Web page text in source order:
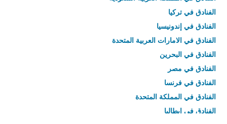
الفنادق في تركيا
الفنادق في إندونيسيا
الفنادق في الامارات العربية المتحدة
الفنادق في البحرين
الفنادق في مصر
الفنادق في فرنسا
الفنادق في المملكة المتحدة
الفنادق في إيطاليا